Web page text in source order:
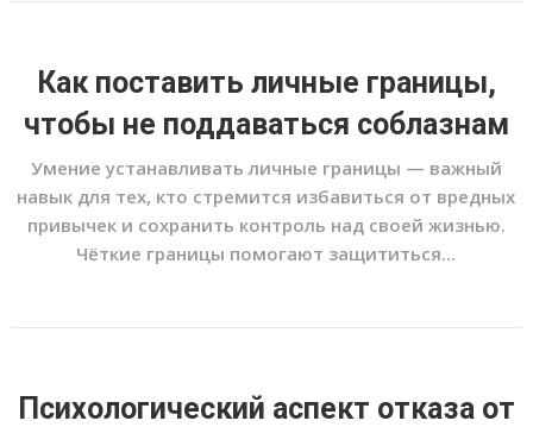
Как поставить личные границы,
чтобы не поддаваться соблазнам
Умение устанавливать личные границы — важный
навык для тех, кто стремится избавиться от вредных
привычек и сохранить контроль над своей жизнью.
Чёткие границы помогают защититься...
Психологический аспект отказа от